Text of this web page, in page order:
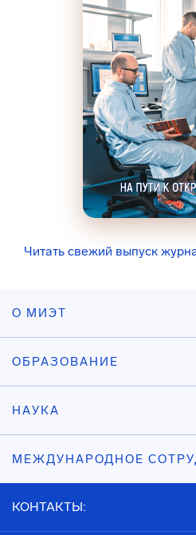
Читать свежий выпуск
О МИЭТ
ОБРАЗОВАНИЕ
НАУКА
МЕЖДУНАРОДНОЕ
КОНТАКТЫ: